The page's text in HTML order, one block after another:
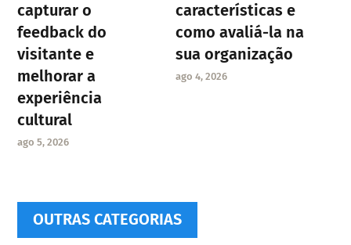
capturar o
feedback do
visitante e
melhorar a
experiência
cultural
ago 5, 2026
características e
como avaliá-la na
sua organização
ago 4, 2026
OUTRAS CATEGORIAS